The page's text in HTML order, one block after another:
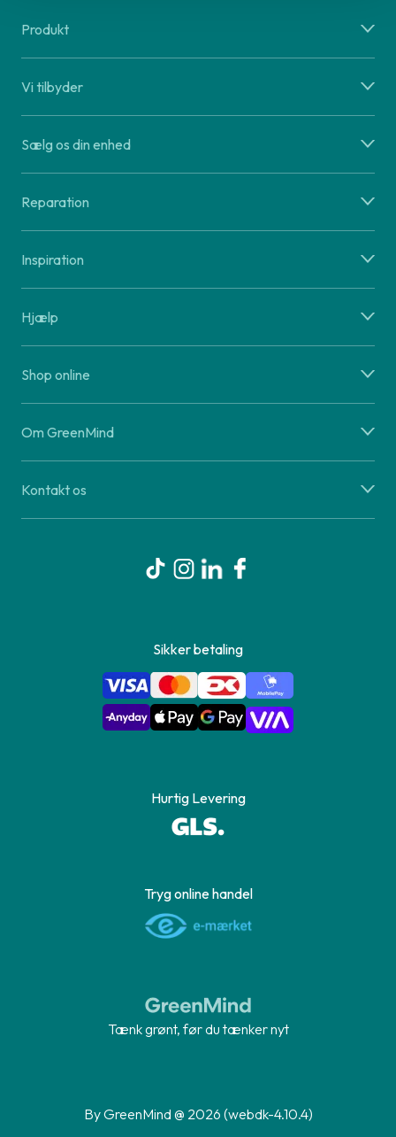
Produkt
Vi tilbyder
Sælg os din enhed
Reparation
Inspiration
Hjælp
Shop online
Om GreenMind
Kontakt os
Sikker betaling
Hurtig Levering
Tryg online handel
Tænk grønt, før du tænker nyt
By GreenMind @ 2026 (webdk-4.10.4)